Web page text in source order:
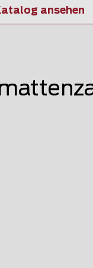
ansehen